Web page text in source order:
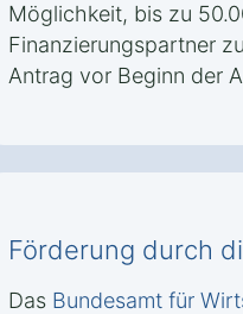
Möglichkeit, bis zu
Finanzierungspartner
Antrag vor Beginn der
Förderung durch
Das Bundesamt für